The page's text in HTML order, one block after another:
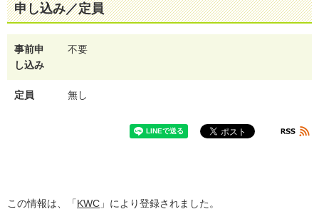
申し込み／定員
事前申
し込み
不要
定員 無し
この情報は、「KWC 」により登録されました。